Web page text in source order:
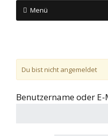
Menü
Du bist nicht angemeldet
Benutzername oder